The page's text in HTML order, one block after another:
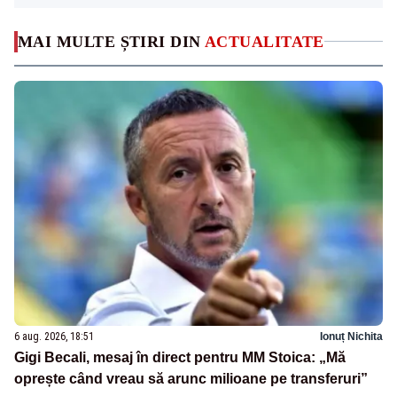
MAI MULTE ȘTIRI DIN ACTUALITATE
6 aug. 2026, 18:51 Ionuț Nichita
Gigi Becali, mesaj în direct pentru MM Stoica: „Mă
oprește când vreau să arunc milioane pe transferuri”